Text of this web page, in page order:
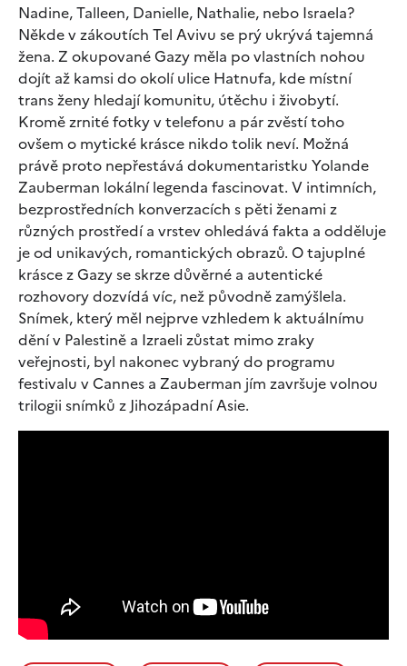
Nadine, Talleen, Danielle, Nathalie, nebo Israela?
Někde v zákoutích Tel Avivu se prý ukrývá tajemná
žena. Z okupované Gazy měla po vlastních nohou
dojít až kamsi do okolí ulice Hatnufa, kde místní
trans ženy hledají komunitu, útěchu i živobytí.
Kromě zrnité fotky v telefonu a pár zvěstí toho
ovšem o mytické krásce nikdo tolik neví. Možná
právě proto nepřestává dokumentaristku Yolande
Zauberman lokální legenda fascinovat. V intimních,
bezprostředních konverzacích s pěti ženami z
různých prostředí a vrstev ohledává fakta a odděluje
je od unikavých, romantických obrazů. O tajuplné
krásce z Gazy se skrze důvěrné a autentické
rozhovory dozvídá víc, než původně zamýšlela.
Snímek, který měl nejprve vzhledem k aktuálnímu
dění v Palestině a Izraeli zůstat mimo zraky
veřejnosti, byl nakonec vybraný do programu
festivalu v Cannes a Zauberman jím završuje volnou
trilogii snímků z Jihozápadní Asie.